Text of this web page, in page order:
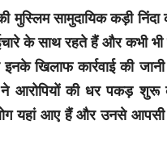
सामुदायिक कड़ी
के साथ रहते हैं और कभी भी
खिलाफ कार्रवाई की
ने आरोपियों की धर पकड़
यहां आए हैं और उनसे आपसी